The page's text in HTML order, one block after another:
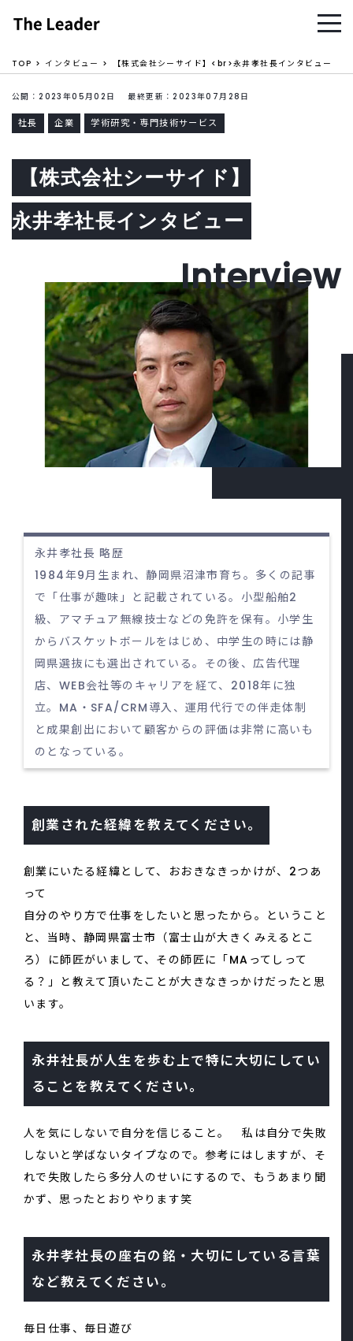
TOP インタビュー 【株式会社シーサイド】<br>永井孝社長インタビュー
公開：2023年05月02日 最終更新：2023年07月28日
社長 企業 学術研究・専門技術サービス
【株式会社シーサイド】
永井孝社長インタビュー
永井孝社長 略歴
1984年9月生まれ、静岡県沼津市育ち。多くの記事
で「仕事が趣味」と記載されている。小型船舶2
級、アマチュア無線技士などの免許を保有。小学生
からバスケットボールをはじめ、中学生の時には静
岡県選抜にも選出されている。その後、広告代理
店、WEB会社等のキャリアを経て、2018年に独
立。MA・SFA/CRM導入、運用代行での伴走体制
と成果創出において顧客からの評価は非常に高いも
のとなっている。
創業された経緯を教えてください。
創業にいたる経緯として、おおきなきっかけが、2つあ
って
自分のやり方で仕事をしたいと思ったから。ということ
と、当時、静岡県富士市（富士山が大きくみえるとこ
ろ）に師匠がいまして、その師匠に「MAってしって
る？」と教えて頂いたことが大きなきっかけだったと思
います。
永井社長が人生を歩む上で特に大切にしてい
ることを教えてください。
人を気にしないで自分を信じること。 私は自分で失敗
しないと学ばないタイプなので。参考にはしますが、そ
れで失敗したら多分人のせいにするので、もうあまり聞
かず、思ったとおりやります笑
永井孝社長の座右の銘・大切にしている言葉
など教えてください。
毎日仕事、毎日遊び